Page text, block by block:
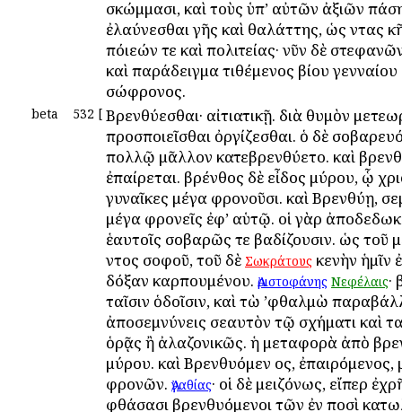
σκώμμασι, καὶ τοὺς ὑπ’ αὐτῶν ἀξιῶν
ἐλαύνεσθαι γῆς καὶ θαλάττης, ὡς ὄντας
πόιεών τε καὶ πολιτείας· νῦν δὲ
καὶ παράδειγμα τιθέμενος βίου γενναίου
σώφρονος.
beta 532 [ Bρενθύεσθαι· αἰτιατικῇ. διὰ θυμὸν
προσποιεῖσθαι ὀργίζεσθαι. ὁ δὲ
πολλῷ μᾶλλον κατεβρενθύετο. καὶ
ἐπαίρεται. βρένθος δὲ εἶδος μύρου, ᾧ
γυναῖκες μέγα φρονοῦσι. καὶ Βρενθύῃ,
μέγα φρονεῖς ἐφ’ αὑτῷ. οἱ γὰρ
ἑαυτοῖς σοβαρῶς τε βαδίζουσιν. ὡς τοῦ
ὄντος σοφοῦ, τοῦ δὲ Σωκράτους κενὴν ἡμῖν
δόξαν καρπουμένου. Ἀριστοφάνης Νεφέλαις·
ταῖσιν ὁδοῖσιν, καὶ τὼ ’φθαλμὼ
ἀποσεμνύνεις σεαυτὸν τῷ σχήματι καὶ
ὁρᾷς ἢ ἀλαζονικῶς. ἡ μεταφορὰ ἀπὸ
μύρου. καὶ Βρενθυόμεν ος, ἐπαιρόμενος,
φρονῶν.Ἀγαθίας· οἱ δὲ μειζόνως, εἴπερ
φθάσασι βρενθυόμενοι τῶν ἐν ποσὶ